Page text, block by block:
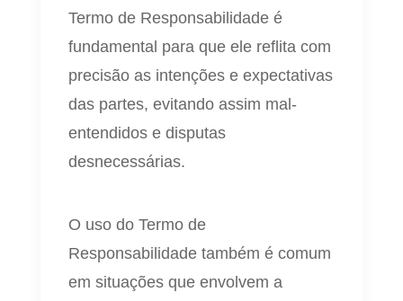
Termo de Responsabilidade é
fundamental para que ele reflita com
precisão as intenções e expectativas
das partes, evitando assim mal-
entendidos e disputas
desnecessárias.
O uso do Termo de
Responsabilidade também é comum
em situações que envolvem a